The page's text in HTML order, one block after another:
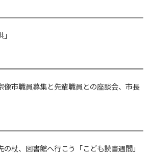
像市職員募集と先輩職員との座談会、市長
の杖、図書館へ行こう「こども読書週間」